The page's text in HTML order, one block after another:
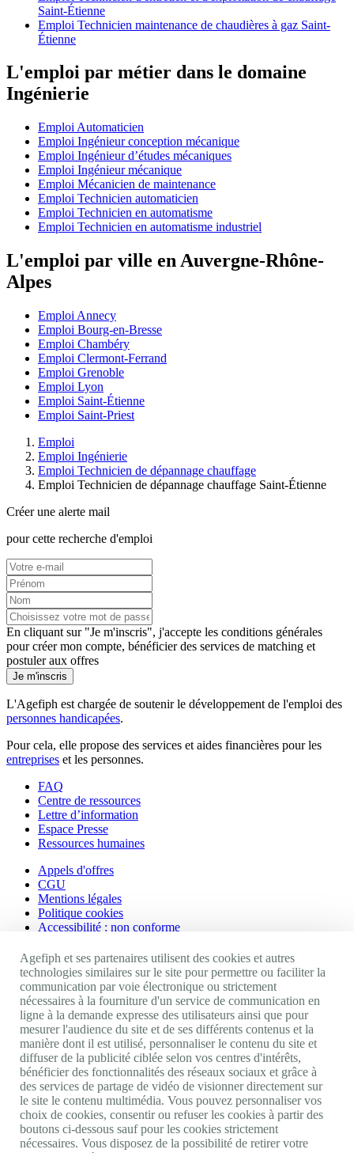
Saint-Étienne
Emploi Technicien maintenance de chaudières à gaz Saint-
Étienne
L'emploi par métier dans le domaine
Ingénierie
Emploi Automaticien
Emploi Ingénieur conception mécanique
Emploi Ingénieur d’études mécaniques
Emploi Ingénieur mécanique
Emploi Mécanicien de maintenance
Emploi Technicien automaticien
Emploi Technicien en automatisme
Emploi Technicien en automatisme industriel
L'emploi par ville en Auvergne-Rhône-
Alpes
Emploi Annecy
Emploi Bourg-en-Bresse
Emploi Chambéry
Emploi Clermont-Ferrand
Emploi Grenoble
Emploi Lyon
Emploi Saint-Étienne
Emploi Saint-Priest
Emploi
Emploi Ingénierie
Emploi Technicien de dépannage chauffage
Emploi Technicien de dépannage chauffage Saint-Étienne
Créer une alerte mail
pour cette recherche d'emploi
En cliquant sur "Je m'inscris", j'accepte les conditions générales
pour créer mon compte, bénéficier des services de matching et
postuler aux offres
Je m'inscris
L'Agefiph est chargée de soutenir le développement de l'emploi des
personnes handicapées.
Pour cela, elle propose des services et aides financières pour les
entreprises et les personnes.
FAQ
Centre de ressources
Lettre d’information
Espace Presse
Ressources humaines
Appels d'offres
CGU
Mentions légales
Politique cookies
Accessibilité : non conforme
Nos autres sites
Site portail Agefiph
Activateur de progrès
Handinnov
Innovation et recherche
Université du RRH
Service AppuiPro
Nous suivre
Youtube
Linkedin
Agefiph et ses partenaires utilisent des cookies et autres
technologies similaires sur le site pour permettre ou faciliter la
communication par voie électronique ou strictement
nécessaires à la fourniture d'un service de communication en
ligne à la demande expresse des utilisateurs ainsi que pour
mesurer l'audience du site et de ses différents contenus et la
manière dont il est utilisé, personnaliser le contenu du site et
diffuser de la publicité ciblée selon vos centres d'intérêts,
bénéficier des fonctionnalités des réseaux sociaux et grâce à
des services de partage de vidéo de visionner directement sur
le site le contenu multimédia. Vous pouvez personnaliser vos
choix de cookies, consentir ou refuser les cookies à partir des
boutons ci-dessous sauf pour les cookies strictement
nécessaires. Vous disposez de la possibilité de retirer votre